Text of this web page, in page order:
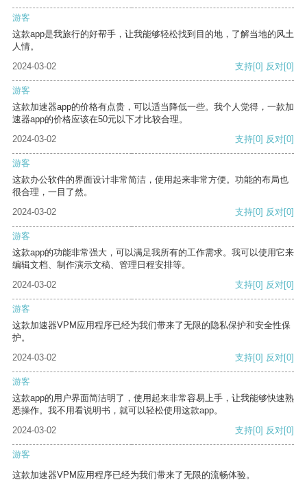
游客
这款app是我旅行的好帮手，让我能够轻松找到目的地，了解当地的风土
人情。
2024-03-02
支持[0] 反对[0]
游客
这款加速器app的价格有点贵，可以适当降低一些。我个人觉得，一款加
速器app的价格应该在50元以下才比较合理。
2024-03-02
支持[0] 反对[0]
游客
这款办公软件的界面设计非常简洁，使用起来非常方便。功能的布局也
很合理，一目了然。
2024-03-02
支持[0] 反对[0]
游客
这款app的功能非常强大，可以满足我所有的工作需求。我可以使用它来
编辑文档、制作演示文稿、管理日程安排等。
2024-03-02
支持[0] 反对[0]
游客
这款加速器VPM应用程序已经为我们带来了无限的隐私保护和安全性保
护。
2024-03-02
支持[0] 反对[0]
游客
这款app的用户界面简洁明了，使用起来非常容易上手，让我能够快速熟
悉操作。我不用看说明书，就可以轻松使用这款app。
2024-03-02
支持[0] 反对[0]
游客
这款加速器VPM应用程序已经为我们带来了无限的流畅体验。